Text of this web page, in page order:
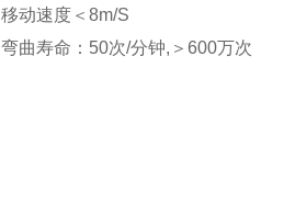
移动速度＜ 8m/S
弯曲寿命： 50次/分钟,＞600万次